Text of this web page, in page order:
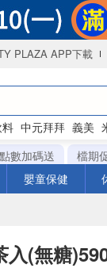
PLAZA APP下載
中元拜拜 義美
點數加碼送
檔期
嬰童保健
入(無糖